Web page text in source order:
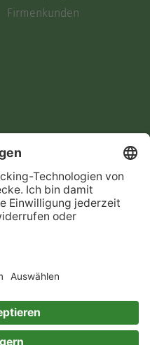
Firmenkunden
Buch